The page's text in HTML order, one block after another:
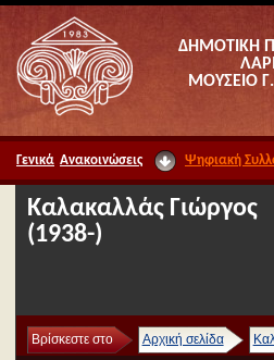
ΔΗΜΟΤΙΚΗ
ΜΟΥΣΕΙΟ
Γενικά Ανακοινώσεις Ψηφιακή
Καλακαλλάς Γιώργος
(1938-)
Βρίσκεστε στο Αρχική σελίδα